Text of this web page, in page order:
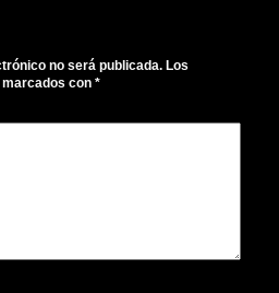
no será publicada. Los
con *